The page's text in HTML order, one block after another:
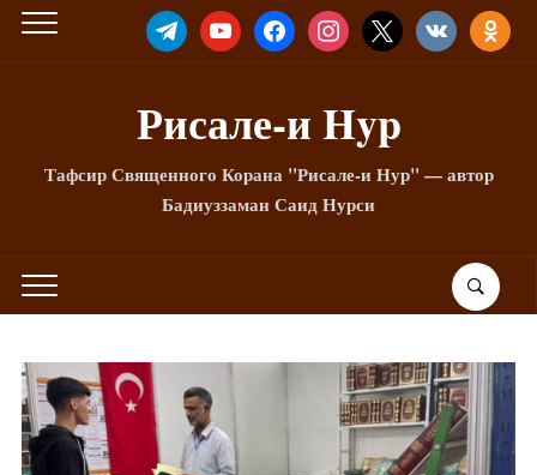
TELEGRAMYOUTUBEFACEBOOKINSTAGRAM
X VKONTAKTE
Рисале-и Hyp
Тафсир Священного Корана "Рисале-и Нур" — автор
Бадиуззаман Саид Нурси